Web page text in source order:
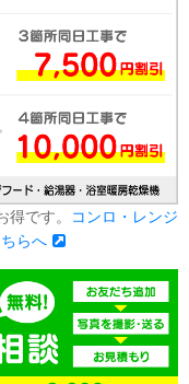
です。
コンロ・レンジ
らへ